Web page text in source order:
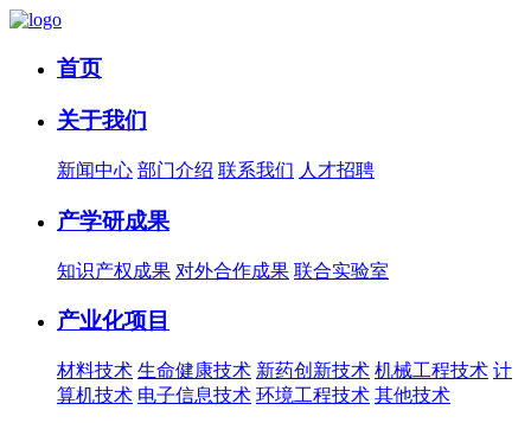
首页
关于我们
新闻中心 部门介绍 联系我们 人才招聘
产学研成果
知识产权成果 对外合作成果 联合实验室
产业化项目
材料技术 生命健康技术 新药创新技术 机械工程技术 计
算机技术 电子信息技术 环境工程技术 其他技术